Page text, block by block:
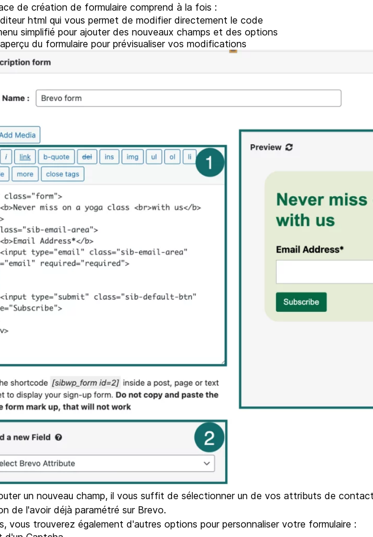
de création de formulaire comprend à la fois :
html qui vous permet de modifier directement le code
simplifié pour ajouter des nouveaux champs et des options
du formulaire pour prévisualiser vos modifications
un nouveau champ, il vous suffit de sélectionner un de vos attributs de
de l'avoir déjà paramétré sur Brevo.
vous trouverez également d'autres options pour personnaliser votre formulaire :